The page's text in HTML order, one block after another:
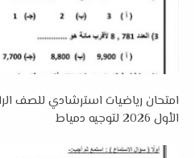
امتحان رياضيات استرشادي للصف
الأول 2026 لتوجيه دمياط